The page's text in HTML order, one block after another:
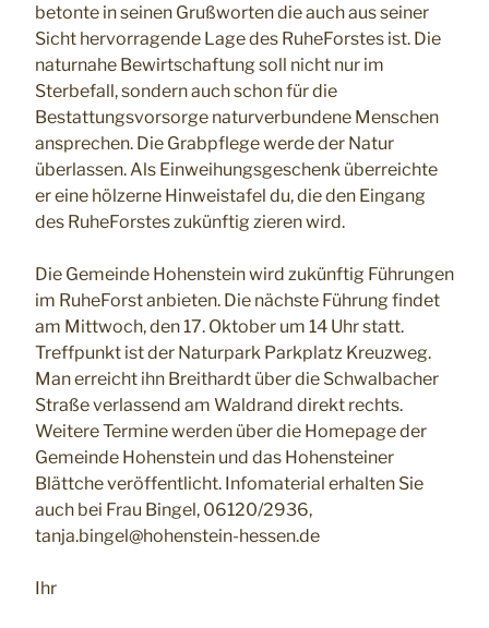
betonte in seinen Grußworten die auch aus seiner
Sicht hervorragende Lage des RuheForstes ist. Die
naturnahe Bewirtschaftung soll nicht nur im
Sterbefall, sondern auch schon für die
Bestattungsvorsorge naturverbundene Menschen
ansprechen. Die Grabpflege werde der Natur
überlassen. Als Einweihungsgeschenk überreichte
er eine hölzerne Hinweistafel du, die den Eingang
des RuheForstes zukünftig zieren wird.
Die Gemeinde Hohenstein wird zukünftig Führungen
im RuheForst anbieten. Die nächste Führung findet
am Mittwoch, den 17. Oktober um 14 Uhr statt.
Treffpunkt ist der Naturpark Parkplatz Kreuzweg.
Man erreicht ihn Breithardt über die Schwalbacher
Straße verlassend am Waldrand direkt rechts.
Weitere Termine werden über die Homepage der
Gemeinde Hohenstein und das Hohensteiner
Blättche veröffentlicht. Infomaterial erhalten Sie
auch bei Frau Bingel, 06120/2936,
tanja.bingel@hohenstein-hessen.de
Ihr